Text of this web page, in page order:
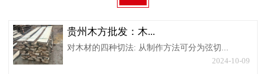
贵州木方批发：木...
对木材的四种切法: 从制作方法可分为弦切...
2024-10-09